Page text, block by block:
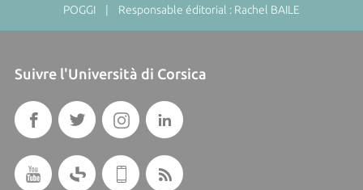
POGGI | Responsable éditorial : Rachel BAILE
Suivre l'Università di Corsica